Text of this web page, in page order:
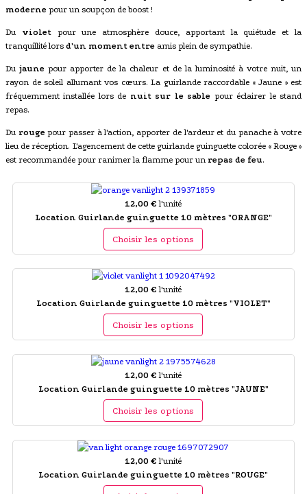
moderne pour un soupçon de boost !
Du violetpour une atmosphère douce, apportant la quiétude et la
tranquillité lors d'un moment entre amis plein de sympathie.
Dujaune pour apporter de la chaleur et de la luminosité à votre nuit, un
rayon de soleil allumant vos cœurs. La guirlande raccordable « Jaune » est
fréquemment installée lors de nuit sur le sable pour éclairer le stand
repas.
Du rougepour passer à l'action, apporter de l'ardeur et du panache à votre
lieu de réception. L'agencement de cette guirlande guinguette colorée « Rouge »
est recommandée pour ranimer la flamme pour un repas de feu.
12,00 € l'unité
Location Guirlande guinguette 10 mètres "ORANGE"
Choisir les options
12,00 € l'unité
Location Guirlande guinguette 10 mètres "VIOLET"
Choisir les options
12,00 € l'unité
Location Guirlande guinguette 10 mètres "JAUNE"
Choisir les options
12,00 € l'unité
Location Guirlande guinguette 10 mètres "ROUGE"